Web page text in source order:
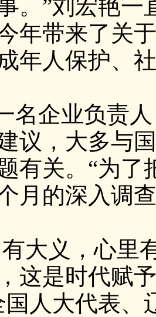
。”刘宏艳
年带来了关
年人保护、
名企业负责
议，大多与
有关。“为了
月的深入调
大义，心里
这是时代赋
国人大代表、